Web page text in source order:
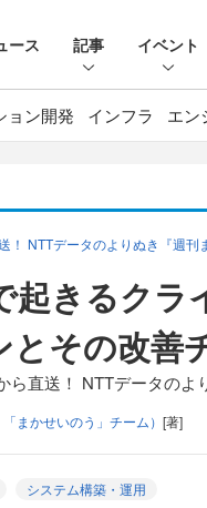
ース 記事 イベント
ョン開発 インフラ エン
！ NTTデータのよりぬき『週刊
起きるクラ
とその改善
ら直送！ NTTデータの
まかせいのう」チーム） [著]
システム構築・運用